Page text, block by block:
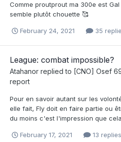
Comme proutprout ma 300e est
semble plutôt chouette 🥰
February 24, 2021 35
League: combat impossible?
Atahanor replied to [CNO] Osef
report
Pour en savoir autant sur les
elle fait, Fly doit en faire partie ou
du moins c'est l'impression que
February 17, 2021 13 replies